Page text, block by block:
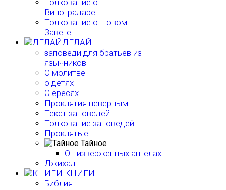
Толкование о
Виноградаре
Толкование о Новом
Завете
ДЕЛАЙ
заповеди для братьев из
язычников
О молитве
о детях
О ересях
Проклятия неверным
Текст заповедей
Толкование заповедей
Проклятые
Тайное
О низверженных ангелах
Джихад
КНИГИ
Библия